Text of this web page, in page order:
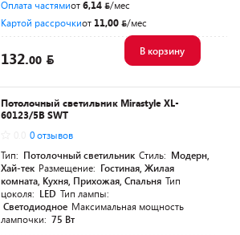
Оплата частямиот6,14
/мес
Картой рассрочкиот 11,00 /мес
132.00
В корзину
Потолочный светильник Mirastyle XL-
60123/5B SWT
0 отзывов
Тип: Потолочный светильник Стиль: Модерн,
Хай-тек Размещение: Гостиная, Жилая
комната, Кухня, Прихожая, Спальня Тип
цоколя: LED Тип лампы:
Светодиодное Максимальная мощность
лампочки: 75 Вт